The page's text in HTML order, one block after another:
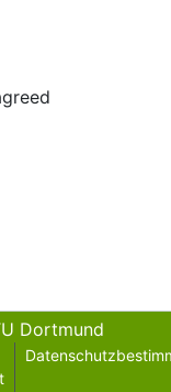
Dortmund